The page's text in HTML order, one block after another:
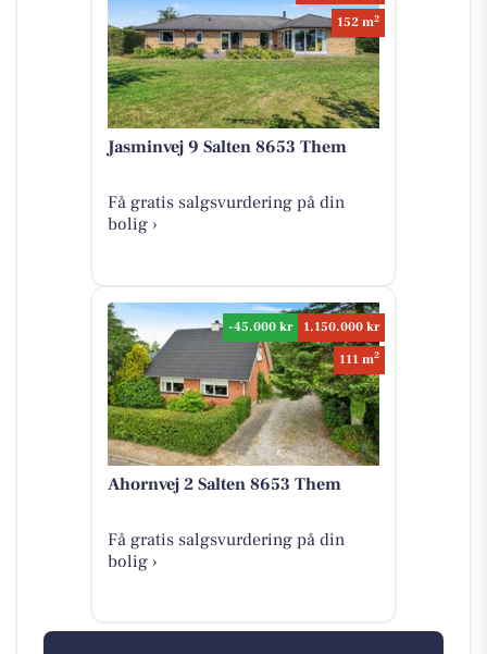
152 m2
Jasminvej 9 Salten 8653 Them
Få gratis salgsvurdering på din
bolig ›
-45.000 kr
1.150.000 kr
111 m2
Ahornvej 2 Salten 8653 Them
Få gratis salgsvurdering på din
bolig ›